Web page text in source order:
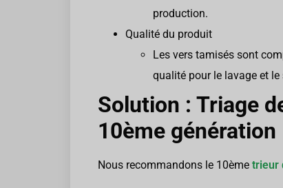
production.
Qualité du produit
Les vers tamisés sont
qualité pour le lavage et le
Solution : Triage
10ème génération
Nous recommandons le 10ème trieur